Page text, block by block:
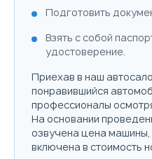
Подготовить
Взять с собой
удостоверение.
Приехав в наш
понравившийся
профессионалы
На основании
озвучена цена
включена в стоимость